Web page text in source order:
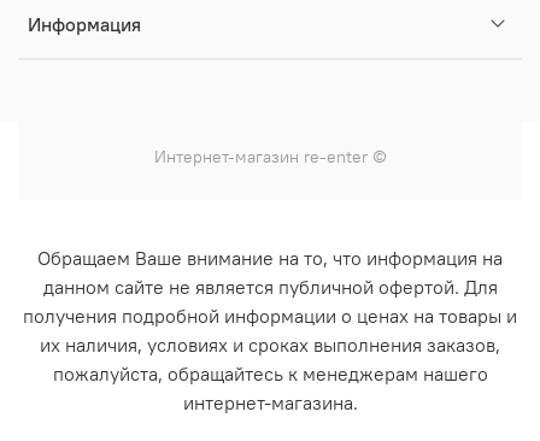
Информация
Интернет-магазин re-enter ©
Обращаем Ваше внимание на то, что информация на
данном сайте не является публичной офертой. Для
получения подробной информации о ценах на товары и
их наличия, условиях и сроках выполнения заказов,
пожалуйста, обращайтесь к менеджерам нашего
интернет-магазина.